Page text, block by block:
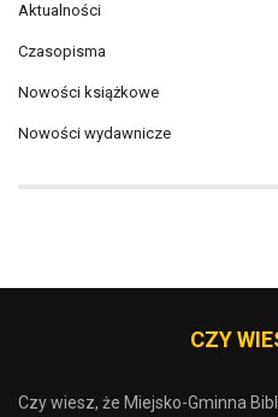
Aktualności
Czasopisma
Nowości książkowe
Nowości wydawnicze
CZY
Czy wiesz, że Miejsko-Gminna